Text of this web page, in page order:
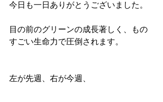
今日も一日ありがとうございました。
目の前のグリーンの成長著しく、もの
すごい生命力で圧倒されます。
左が先週、右が今週、